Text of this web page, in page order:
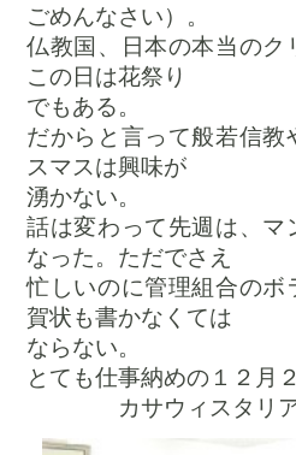
ごめんなさい）。
仏教国、日本の本当の
この日は花祭り
でもある。
だからと言って般若信
スマスは興味が
湧かない。
話は変わって先週は、
なった。ただでさえ
忙しいのに管理組合の
賀状も書かなくては
ならない。
とても仕事納めの１２月
カサウィスタリア理